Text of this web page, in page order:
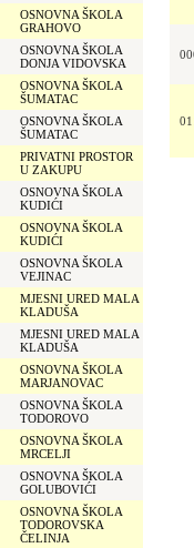
OSNOVNA ŠKOLA
GRAHOVO
OSNOVNA ŠKOLA
DONJA VIDOVSKA
OSNOVNA ŠKOLA
ŠUMATAC
OSNOVNA ŠKOLA
ŠUMATAC
PRIVATNI PROSTOR
U ZAKUPU
OSNOVNA ŠKOLA
KUDIĆI
OSNOVNA ŠKOLA
KUDIĆI
OSNOVNA ŠKOLA
VEJINAC
MJESNI URED MALA
KLADUŠA
MJESNI URED MALA
KLADUŠA
OSNOVNA ŠKOLA
MARJANOVAC
OSNOVNA ŠKOLA
TODOROVO
OSNOVNA ŠKOLA
MRCELJI
OSNOVNA ŠKOLA
GOLUBOVIĆI
OSNOVNA ŠKOLA
TODOROVSKA
ČELINJA